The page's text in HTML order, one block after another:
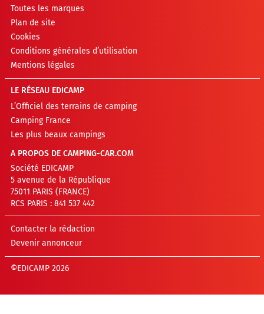
Toutes les marques
Plan de site
Cookies
Conditions générales d’utilisation
Mentions légales
LE RÉSEAU EDICAMP
L’Officiel des terrains de camping
Camping France
Les plus beaux campings
A PROPOS DE CAMPING-CAR.COM
Société EDICAMP
5 avenue de la République
75011 PARIS (FRANCE)
RCS PARIS : 841 537 442
Contacter la rédaction
Devenir annonceur
©EDICAMP 2026